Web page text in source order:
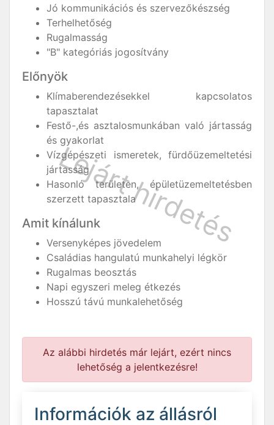
Jó kommunikációs és szervezőkészség
Terhelhetőség
Rugalmasság
"B" kategóriás jogosítvány
Előnyök
Klímaberendezésekkel kapcsolatos
tapasztalat
Festő-,és asztalosmunkában való jártasság
és gyakorlat
Vízgépészeti ismeretek, fürdőüzemeltetési
jártasság
Hasonló területen, épületüzemeltetésben
szerzett tapasztala
Amit kínálunk
Versenyképes jövedelem
Családias hangulatú munkahelyi légkör
Rugalmas beosztás
Napi egyszeri meleg étkezés
Hosszú távú munkalehetőség
Az alábbi hirdetés már lejárt, ezért nincs
lehetőség a jelentkezésre!
Információk az állásról